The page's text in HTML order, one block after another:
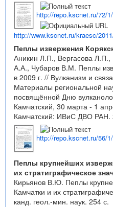
http://repo.kscnet.ru/72/
http://www.kscnet.ru/kraesc/
Пеплы извержения
Аникин Л.П., Вергасова
А.А., Чубаров В.М. Пеплы
в 2009 г. // Вулканизм и
Материалы региональной
посвящённой Дню
Камчатский, 30 марта - 1
Камчатский: ИВиС ДВО РАН.
http://repo.kscnet.ru/56/
Пеплы крупнейших
их стратиграфическое
Кирьянов В.Ю. Пеплы
Камчатки и их
канд. геол.-мин. наук. 254 с.